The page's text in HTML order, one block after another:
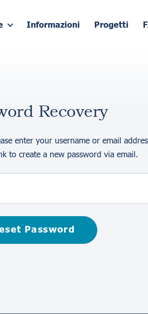
Informazioni Progetti
Recovery
enter your username or email
to create a new password via email.
Password